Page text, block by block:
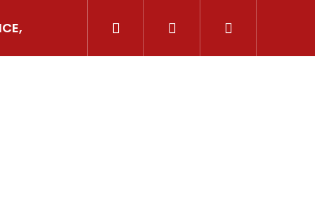
AJVARY GRILOVÁNÍ OSTATNÍ
Přihlášení